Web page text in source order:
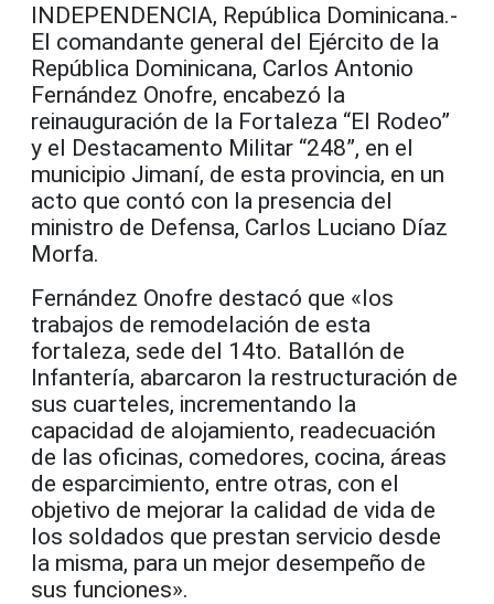
INDEPENDENCIA, República Dominicana.-
El comandante general del Ejército de la
República Dominicana, Carlos Antonio
Fernández Onofre, encabezó la
reinauguración de la Fortaleza “El Rodeo”
y el Destacamento Militar “248”, en el
municipio Jimaní, de esta provincia, en un
acto que contó con la presencia del
ministro de Defensa, Carlos Luciano Díaz
Morfa.
Fernández Onofre destacó que «los
trabajos de remodelación de esta
fortaleza, sede del 14to. Batallón de
Infantería, abarcaron la restructuración de
sus cuarteles, incrementando la
capacidad de alojamiento, readecuación
de las oficinas, comedores, cocina, áreas
de esparcimiento, entre otras, con el
objetivo de mejorar la calidad de vida de
los soldados que prestan servicio desde
la misma, para un mejor desempeño de
sus funciones».